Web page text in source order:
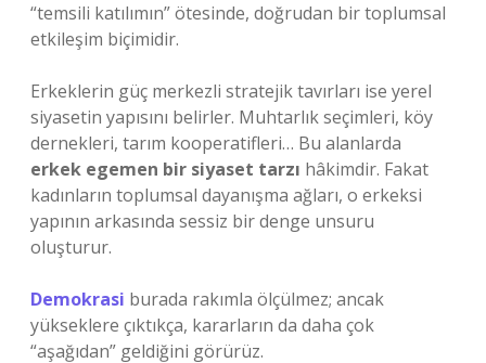
“temsili katılımın” ötesinde, doğrudan bir toplumsal
etkileşim biçimidir.
Erkeklerin güç merkezli stratejik tavırları ise yerel
siyasetin yapısını belirler. Muhtarlık seçimleri, köy
dernekleri, tarım kooperatifleri… Bu alanlarda
erkek egemen bir siyaset tarzı hâkimdir. Fakat
kadınların toplumsal dayanışma ağları, o erkeksi
yapının arkasında sessiz bir denge unsuru
oluşturur.
Demokrasi burada rakımla ölçülmez; ancak
yükseklere çıktıkça, kararların da daha çok
“aşağıdan” geldiğini görürüz.